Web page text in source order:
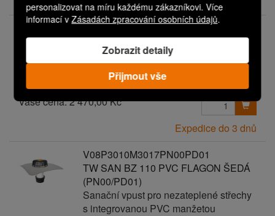
personalizovat na míru každému zákazníkovi. Více
informací vZásadách zpracování osobních údajů.
Zobrazit detaily
Přijmout vše
V08P3010M3017PN00PD00
TW SAN BZ 110 PVC FLAGON ŠEDÁ
Sanační vpust pro nezateplené střechy
Vaše cena:2 470,00 Kč
Expedice do 3 dnů
V08P3010M3017PN00PD01
TW SAN BZ 110 PVC FLAGON ŠEDÁ
(PN00/PD01)
Sanační vpust pro nezateplené střechy
s integrovanou PVC manžetou